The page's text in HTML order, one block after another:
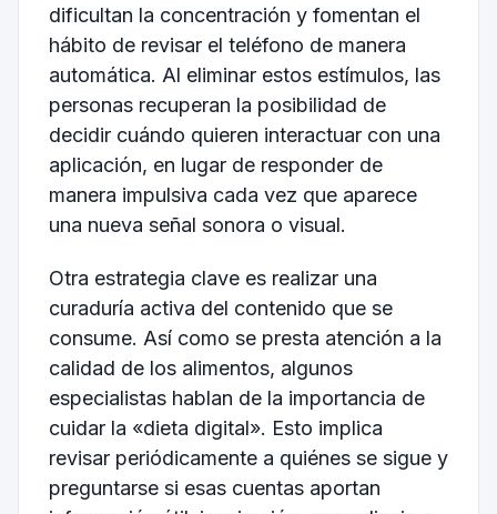
dificultan la concentración y fomentan el
hábito de revisar el teléfono de manera
automática. Al eliminar estos estímulos, las
personas recuperan la posibilidad de
decidir cuándo quieren interactuar con una
aplicación, en lugar de responder de
manera impulsiva cada vez que aparece
una nueva señal sonora o visual.
Otra estrategia clave es realizar una
curaduría activa del contenido que se
consume. Así como se presta atención a la
calidad de los alimentos, algunos
especialistas hablan de la importancia de
cuidar la «dieta digital». Esto implica
revisar periódicamente a quiénes se sigue y
preguntarse si esas cuentas aportan